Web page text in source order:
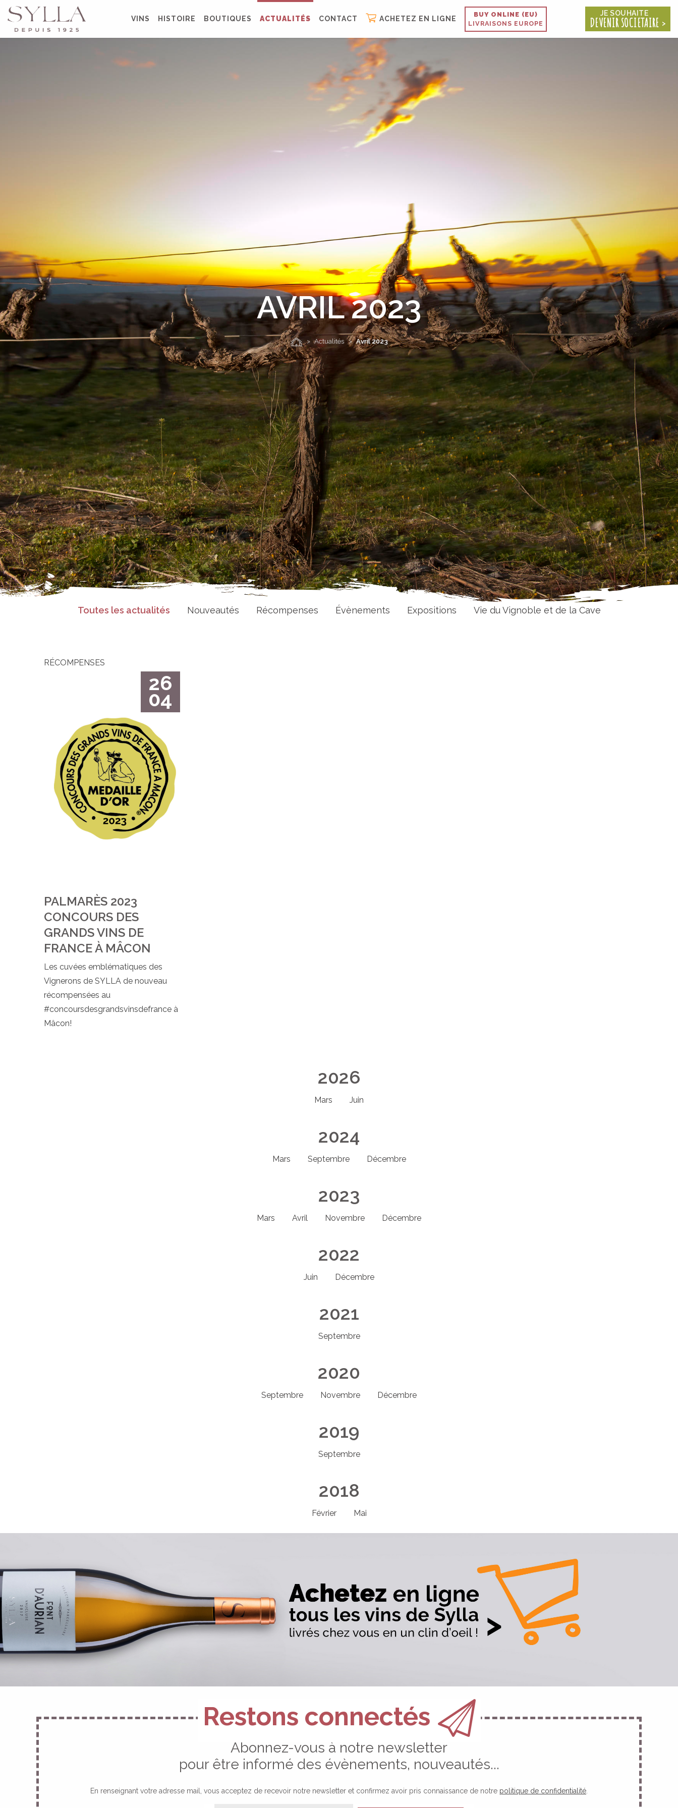
VINS HISTOIRE BOUTIQUES ACTUALITÉS CONTACT ACHETEZ EN LIGNE
BUY ONLINE (EU)
LIVRAISONS EUROPE
JE SOUHAITE
DEVENIR SOCIETAIRE
AVRIL 2023
Actualités Avril 2023
Toutes les actualités Nouveautés Récompenses Évènements Expositions Vie du Vignoble et de la Cave
RÉCOMPENSES
26
04
PALMARÈS 2023
CONCOURS DES
GRANDS VINS DE
FRANCE À MÂCON
Les cuvées emblématiques des
Vignerons de SYLLA de nouveau
récompensées au
#concoursdesgrandsvinsdefrance à
Mâcon!
2026
Mars Juin
2024
Mars Septembre Décembre
2023
Mars Avril Novembre Décembre
2022
Juin Décembre
2021
Septembre
2020
Septembre Novembre Décembre
2019
Septembre
2018
Février Mai
Restons connectés
Abonnez-vous à notre newsletter
pour être informé des évènements, nouveautés...
En renseignant votre adresse mail, vous acceptez de recevoir notre newsletter et confirmez avoir pris connaissance de notre politique de confidentialité